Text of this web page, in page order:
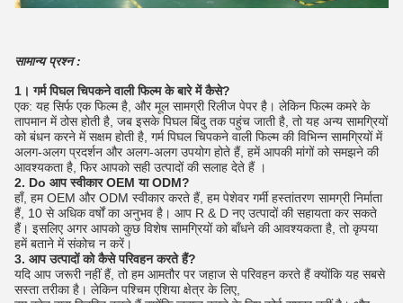
सामान्य प्रश्न :
1। गर्म पिघल चिपकने वाली फिल्म के बारे में कैसे?
एक: यह सिर्फ एक फिल्म है, और मूल सामग्री रिलीज पेपर है। लेकिन फिल्म कमरे के
तापमान में ठोस होती है, जब इसके पिघल बिंदु तक पहुंच जाती है, तो यह अन्य सामग्रियों
को बंधन करने में सक्षम होती है, गर्म पिघल चिपकने वाली फिल्म की विभिन्न सामग्रियों में
अलग-अलग प्रदर्शन और अलग-अलग उपयोग होते हैं, हमें आपकी मांगों को समझने की
आवश्यकता है, फिर आपको सही उत्पादों की सलाह देते हैं ।
2. Do आप स्वीकार OEM या ODM?
हाँ, हम OEM और ODM स्वीकार करते हैं, हम पेशेवर गर्मी हस्तांतरण सामग्री निर्माता
हैं, 10 से अधिक वर्षों का अनुभव है। आप R & D नए उत्पादों की सहायता कर सकते
हैं। इसलिए अगर आपको कुछ विशेष सामग्रियों को बाँधने की आवश्यकता है, तो कृपया
हमें बताने में संकोच न करें।
3. आप उत्पादों को कैसे परिवहन करते हैं?
यदि आप जरूरी नहीं हैं, तो हम आमतौर पर जहाज से परिवहन करते हैं क्योंकि यह सबसे
सस्ता तरीका है। लेकिन पश्चिम एशिया क्षेत्र के लिए,